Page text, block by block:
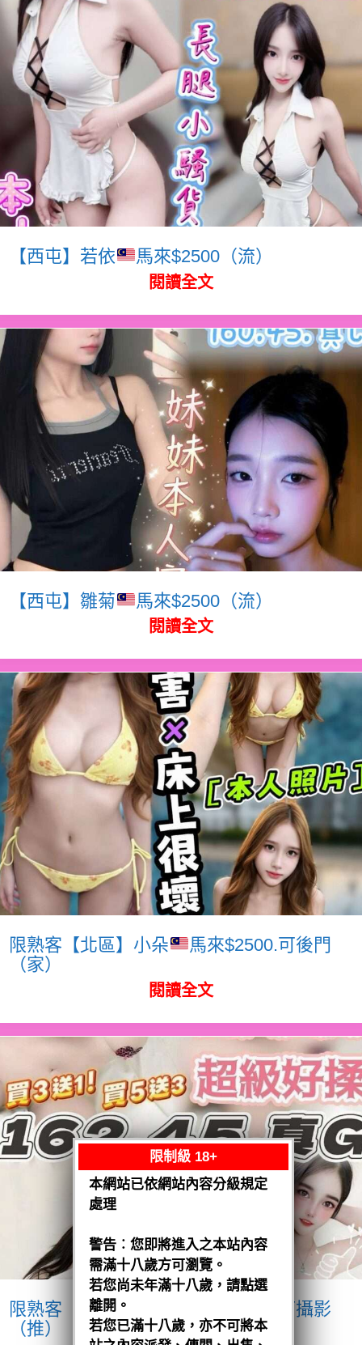
【西屯】若依 馬來$2500（流）
閱讀全文
【西屯】雛菊 馬來$2500（流）
閱讀全文
限熟客【北區】小朵
馬來$2500.可後門
（家）
閱讀全文
限熟客【沙鹿】優格
越南$3200.可攝影
（推）
限制級 18+
本網站已依網站內容分級規定
處理
警告︰您即將進入之本站內容
需滿十八歲方可瀏覽。
若您尚未年滿十八歲，請點選
離開。
若您已滿十八歲，亦不可將本